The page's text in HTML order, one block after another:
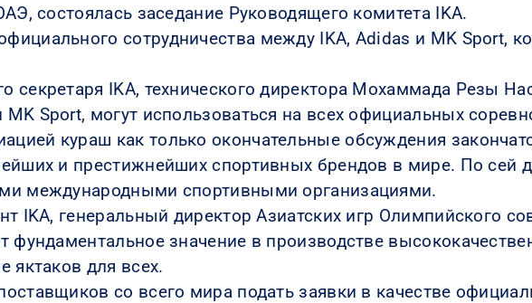
состоялась заседание Руководящего комитета IKA.
сотрудничества между IKA, Adidas и MK Sport,
секретаря IKA, технического директора Мохаммада Резы
Sport, могут использоваться на всех официальных
кураш как только окончательные обсуждения
и престижнейших спортивных брендов в мире. По сей
международными спортивными организациями.
IKA, генеральный директор Азиатских игр Олимпийского
фундаментальное значение в производстве
яктаков для всех.
со всего мира подать заявки в качестве